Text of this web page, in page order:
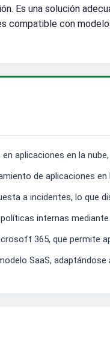
Es una solución
compatible con
aplicaciones en la
de aplicaciones
a incidentes, lo que
internas
365, que permite
SaaS,